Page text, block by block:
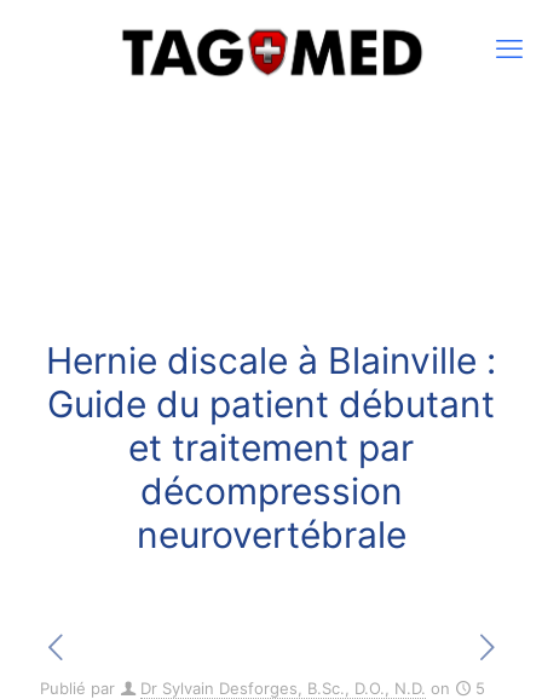
Hernie discale à Blainville :
Guide du patient débutant
et traitement par
décompression
neurovertébrale
Publié par Dr Sylvain Desforges, B.Sc., D.O., N.D. on
5